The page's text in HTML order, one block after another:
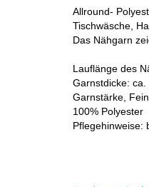
Allround-
Tischwäsche,
Das Nähgarn
Lauflänge des
Garnstdicke: ca.
Garnstärke,
100% Polyester
Pflegehinweise: